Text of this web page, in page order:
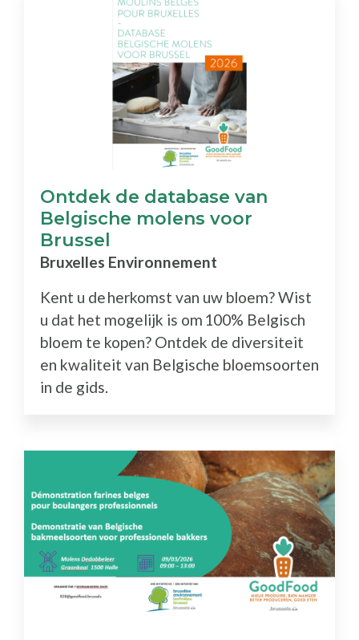
Ontdek de database van
Belgische molens voor
Brussel
Bruxelles Environnement
Kent u de herkomst van uw bloem? Wist
u dat het mogelijk is om 100% Belgisch
bloem te kopen? Ontdek de diversiteit
en kwaliteit van Belgische bloemsoorten
in de gids.